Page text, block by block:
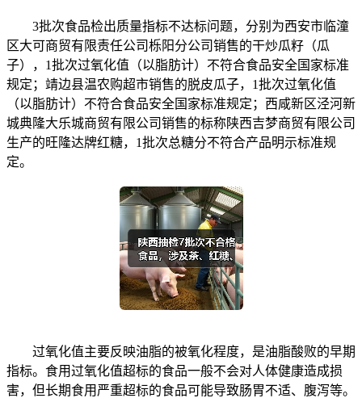
3批次食品检出质量指标不达标问题，分别为西安市临潼
区大可商贸有限责任公司栎阳分公司销售的干炒瓜籽（瓜
子），1批次过氧化值（以脂肪计）不符合食品安全国家标准
规定；靖边县温农购超市销售的脱皮瓜子，1批次过氧化值
（以脂肪计）不符合食品安全国家标准规定；西咸新区泾河新
城典隆大乐城商贸有限公司销售的标称陕西吉梦商贸有限公司
生产的旺隆达牌红糖，1批次总糖分不符合产品明示标准规
定。
过氧化值主要反映油脂的被氧化程度，是油脂酸败的早期
指标。食用过氧化值超标的食品一般不会对人体健康造成损
害，但长期食用严重超标的食品可能导致肠胃不适、腹泻等。